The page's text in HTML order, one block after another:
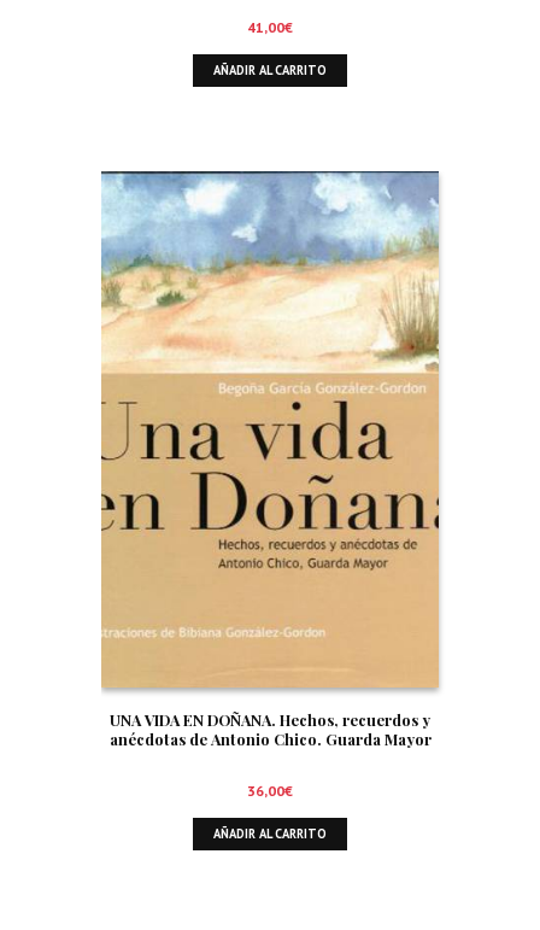
41,00€
AÑADIR AL CARRITO
UNA VIDA EN DOÑANA. Hechos, recuerdos y
anécdotas de Antonio Chico. Guarda Mayor
36,00€
AÑADIR AL CARRITO